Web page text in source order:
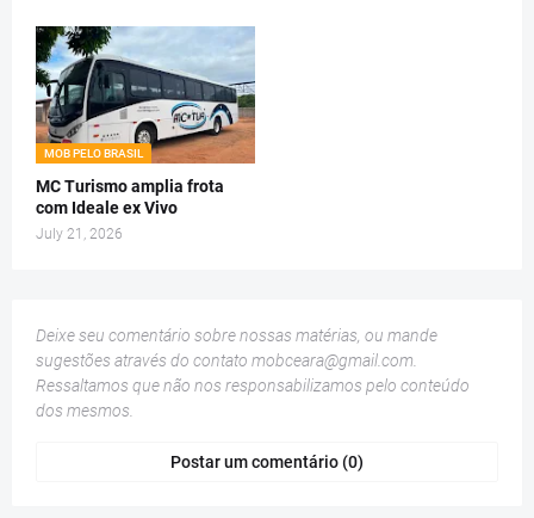
MOB PELO BRASIL
MC Turismo amplia frota
com Ideale ex Vivo
July 21, 2026
Deixe seu comentário sobre nossas matérias, ou mande
sugestões através do contato mobceara@gmail.com.
Ressaltamos que não nos responsabilizamos pelo conteúdo
dos mesmos.
Postar um comentário (0)